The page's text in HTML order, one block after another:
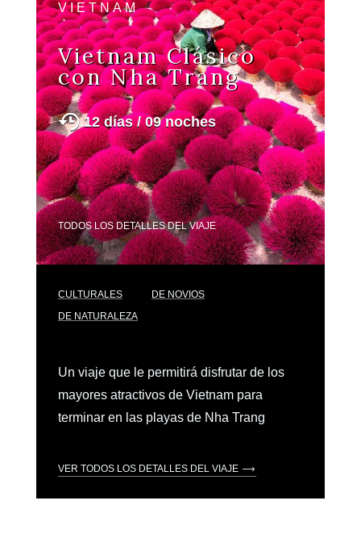
VIETNAM
Vietnam Clásico
con Nha Trang
12 días / 09 noches
TODOS LOS DETALLES DEL VIAJE
CULTURALES DE NOVIOS
DE NATURALEZA
Un viaje que le permitirá disfrutar de los
mayores atractivos de Vietnam para
terminar en las playas de Nha Trang
VER TODOS LOS DETALLES DEL VIAJE